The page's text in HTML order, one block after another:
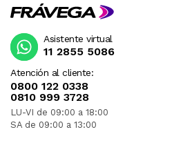
Atención al cliente:
0800 122 0338
0810 999 3728
LU-VI de 09:00 a 18:00
SA de 09:00 a 13:00
Asistente virtual
11 2855 5086